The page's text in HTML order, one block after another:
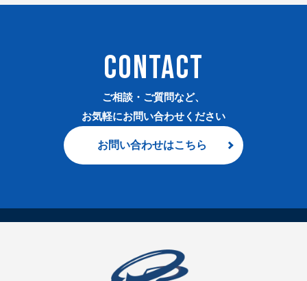
ご相談・ご質問など、
お気軽にお問い合わせください
CONTACT
お問い合わせはこちら